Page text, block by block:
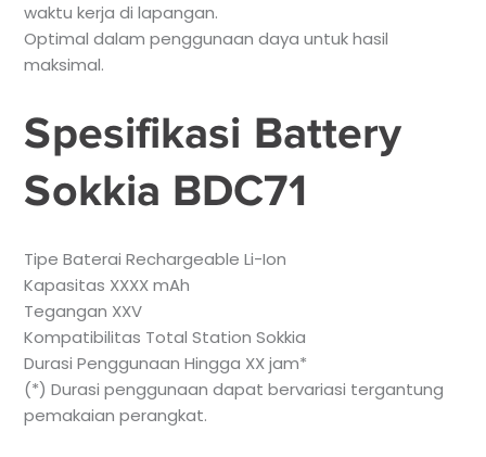
waktu kerja di lapangan.
Optimal dalam penggunaan daya untuk hasil
maksimal.
Spesifikasi Battery
Sokkia BDC71
Tipe Baterai Rechargeable Li-Ion
Kapasitas XXXX mAh
Tegangan XXV
Kompatibilitas Total Station Sokkia
Durasi Penggunaan Hingga XX jam*
(*) Durasi penggunaan dapat bervariasi tergantung
pemakaian perangkat.